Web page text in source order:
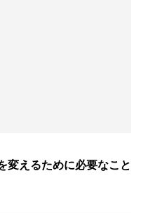
変えるために必要なこと